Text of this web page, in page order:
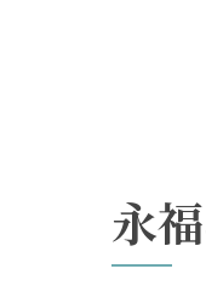
永